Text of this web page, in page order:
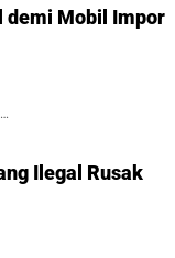
demi Mobil Impor
Ilegal Rusak